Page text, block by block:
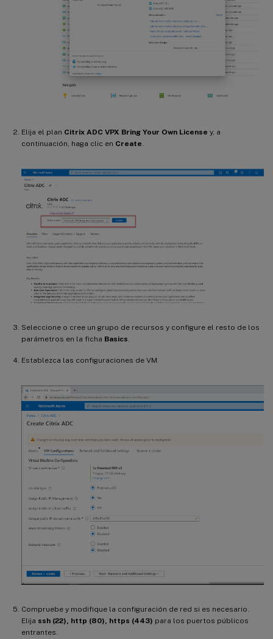
Elija el plan Citrix ADC VPX Bring Your Own License y, a
continuación, haga clic en Create.
Seleccione o cree un grupo de recursos y configure el resto de los
parámetros en la ficha Basics.
Establezca las configuraciones de VM.
Compruebe y modifique la configuración de red si es necesario.
Elija ssh (22), http (80), https (443) para los puertos públicos
entrantes.